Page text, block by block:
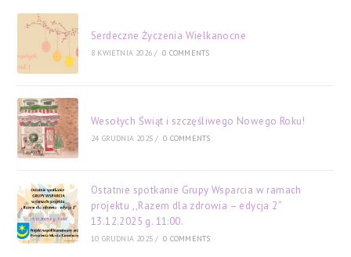
Serdeczne Życzenia Wielkanocne
8 KWIETNIA 2026 / 0 COMMENTS
Wesołych Świąt i szczęśliwego Nowego Roku!
24 GRUDNIA 2025 / 0 COMMENTS
Ostatnie spotkanie Grupy Wsparcia w ramach
projektu ,,Razem dla zdrowia – edycja 2”
13.12.2025 g. 11:00.
10 GRUDNIA 2025 / 0 COMMENTS